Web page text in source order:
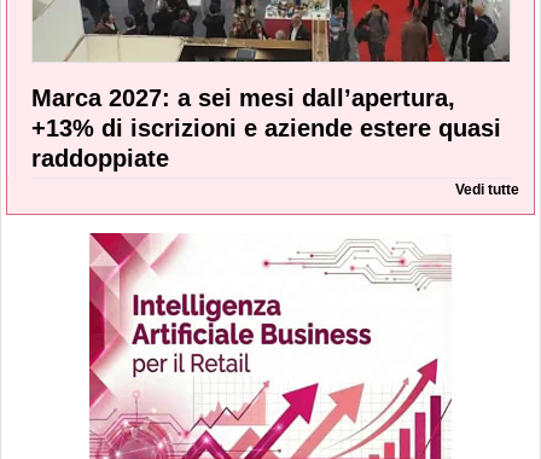
Marca 2027: a sei mesi dall’apertura,
+13% di iscrizioni e aziende estere quasi
raddoppiate
Vedi tutte